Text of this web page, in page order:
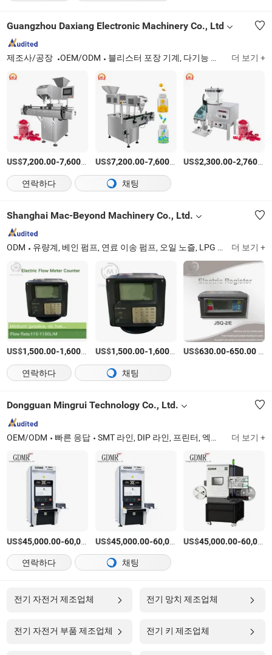
Guangzhou Daxiang Electronic Machinery Co., Ltd
제조사/공장 OEM/ODM 블리스터 포장 기계, 다기능 포장 기계, 정제 압축 기계, 캡슐 충전 기계, 알약 제조 기계, 분쇄 기계, 오일 압착 기계, 코팅 기계, 혼합 기계 더 보기 +
US$7,200.00-7,600.00 /상품
US$7,200.00-7,600.00 /상품
US$2,300.00-2,760.00
연락하다
채팅
Shanghai Mac-Beyond Machinery Co., Ltd.
ODM 유량계, 베인 펌프, 연료 이송 펌프, 오일 노즐, LPG 가스 펌프, 타원 기어 유량계, 연료 디스펜서, 탱크 트럭 예비 부품, 연료 디스펜서 액세서리, LPG 압축기 더 보기 +
US$1,500.00-1,600.00 /상품
US$1,500.00-1,600.00 /상품
US$630.00-650.00
연락하다
채팅
Dongguan Mingrui Technology Co., Ltd.
OEM/ODM 빠른 응답 SMT 라인, DIP 라인, 프린터, 엑스레이, PCB 컨베이어, 레이저 마킹, 웨이브 솔더링 기계, 픽 앤 플레이스, 리플로우 오븐, 코팅 기계 더 보기 +
US$45,000.00-60,000.00 /상품
US$45,000.00-60,000.00 /상품
US$45,000.00-60,000.00
연락하다 채팅
전기 자전거 제조업체 전기 망치 제조업체
전기 자전거 부품 제조업체 전기 키 제조업체